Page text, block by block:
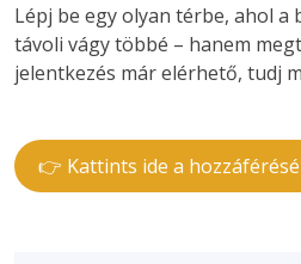
Lépj be egy olyan térbe, ahol a
távoli vágy többé – hanem
jelentkezés már elérhető, tudj
👉 Kattints ide a